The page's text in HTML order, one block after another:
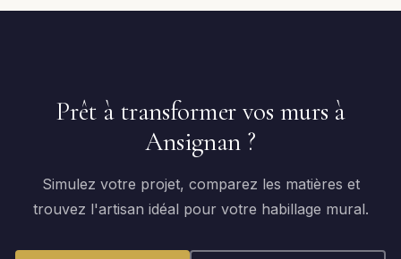
Prêt à transformer vos murs à
Ansignan ?
Simulez votre projet, comparez les matières et
trouvez l'artisan idéal pour votre habillage mural.